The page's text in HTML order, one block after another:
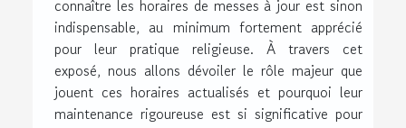
connaître les horaires de messes à jour est sinon
indispensable, au minimum fortement apprécié
pour leur pratique religieuse. À travers cet
exposé, nous allons dévoiler le rôle majeur que
jouent ces horaires actualisés et pourquoi leur
maintenance rigoureuse est si significative pour